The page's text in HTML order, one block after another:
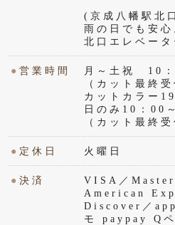
(京成八幡駅北
雨の日でも安心
北口エレベー
●営業時間
月～土祝 10
（カット最終
カットカラー
日のみ10：00
（カット最終
● 定休日 火曜日
●決済
VISA／
American
Discover／
モ paypay Q